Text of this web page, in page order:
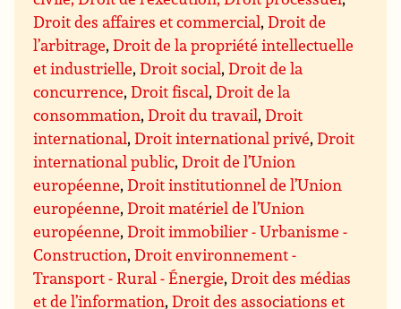
Droit des affaires et commercial,Droit de
l’arbitrage,Droit de la propriété intellectuelle
et industrielle,Droit social,Droit de la
concurrence,Droit fiscal,Droit de la
consommation,Droit du travail,Droit
international,Droit international privé,Droit
international public,Droit de l’Union
européenne,Droit institutionnel de l’Union
européenne,Droit matériel de l’Union
européenne,Droit immobilier - Urbanisme -
Construction,Droit environnement -
Transport - Rural - Énergie,Droit des médias
et de l’information,Droit des associations et